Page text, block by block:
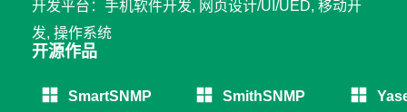
开发平台：手机软件开发, 网页设计/UI/UED, 移动开
发, 操作系统
开源作品
SmartSNMP SmithSNMP